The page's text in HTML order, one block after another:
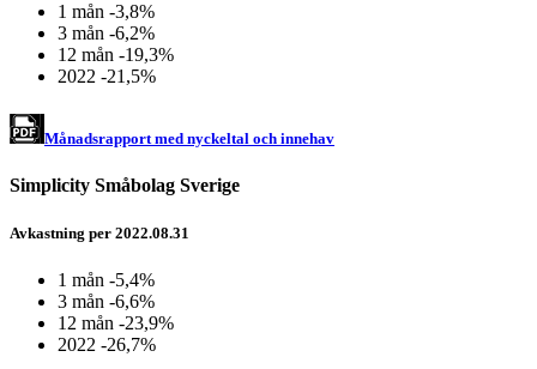
1 mån -3,8%
3 mån -6,2%
12 mån -19,3%
2022 -21,5%
Månadsrapport med nyckeltal och innehav
Simplicity Småbolag Sverige
Avkastning per 2022.08.31
1 mån -5,4%
3 mån -6,6%
12 mån -23,9%
2022 -26,7%